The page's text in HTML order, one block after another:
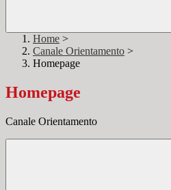
Home >
Canale Orientamento >
Homepage
Homepage
Canale Orientamento